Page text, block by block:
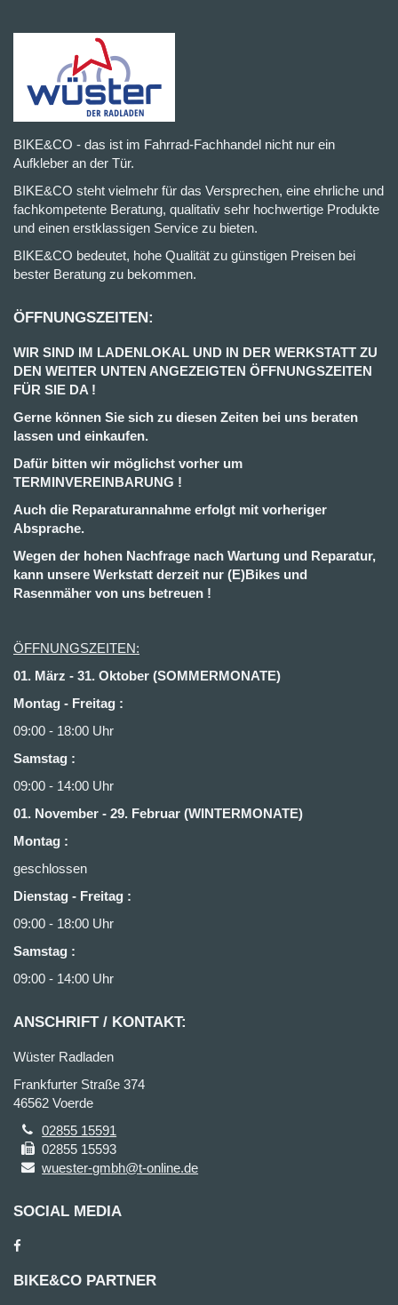
BIKE&CO - das ist im Fahrrad-Fachhandel nicht nur ein
Aufkleber an der Tür.
BIKE&CO steht vielmehr für das Versprechen, eine ehrliche und
fachkompetente Beratung, qualitativ sehr hochwertige Produkte
und einen erstklassigen Service zu bieten.
BIKE&CO bedeutet, hohe Qualität zu günstigen Preisen bei
bester Beratung zu bekommen.
ÖFFNUNGSZEITEN:
WIR SIND IM LADENLOKAL UND IN DER WERKSTATT ZU
DEN WEITER UNTEN ANGEZEIGTEN ÖFFNUNGSZEITEN
FÜR SIE DA !
Gerne können Sie sich zu diesen Zeiten bei uns beraten
lassen und einkaufen.
Dafür bitten wir möglichst vorher um
TERMINVEREINBARUNG !
Auch die Reparaturannahme erfolgt mit vorheriger
Absprache.
Wegen der hohen Nachfrage nach Wartung und Reparatur,
kann unsere Werkstatt derzeit nur (E)Bikes und
Rasenmäher von uns betreuen !
ÖFFNUNGSZEITEN:
01. März - 31. Oktober (SOMMERMONATE)
Montag - Freitag :
09:00 - 18:00 Uhr
Samstag :
09:00 - 14:00 Uhr
01. November - 29. Februar (WINTERMONATE)
Montag :
geschlossen
Dienstag - Freitag :
09:00 - 18:00 Uhr
Samstag :
09:00 - 14:00 Uhr
ANSCHRIFT / KONTAKT:
Wüster Radladen
Frankfurter Straße 374
46562 Voerde
02855 15591
02855 15593
wuester-gmbh@t-online.de
SOCIAL MEDIA
BIKE&CO PARTNER